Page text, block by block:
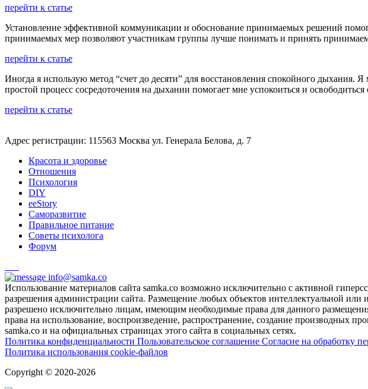
перейти к статье
Установление эффективной коммуникации и обоснование принимаемых решений
принимаемых мер позволяют участникам группы лучше понимать и принять
перейти к статье
Иногда я использую метод “счет до десяти” для восстановления спокойного
простой процесс сосредоточения на дыхании помогает мне успокоиться и освободиться
перейти к статье
Адрес регистрации: 115563 Москва ул. Генерала Белова, д. 7
Красота и здоровье
Отношения
Психология
DIY
ееStory
Саморазвитие
Правильное питание
Советы психолога
Форум
info@samka.co
Использование материалов сайта samka.co возможно исключительно с активной
разрешения администрации сайта. Размещение любых объектов интеллектуальной или
разрешено исключительно лицам, имеющим необходимые права для данного
права на использование, воспроизведение, распространение, создание производных
samka.co и на официальных страницах этого сайта в социальных сетях.
Политика конфиденциальности Пользовательское соглашение Согласие на обработку
Политика использования cookie-файлов
Copyright © 2020-2026